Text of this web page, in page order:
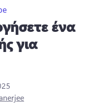
ένα
για